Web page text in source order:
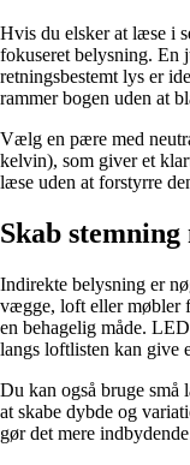
Hvis du elsker at læse i
fokuseret belysning. En
retningsbestemt lys er
rammer bogen uden at
Vælg en pære med
kelvin), som giver et
læse uden at forstyrre
Skab
Indirekte belysning er
vægge, loft eller møbler
en behagelig måde.
langs loftlisten kan give
Du kan også bruge små
at skabe dybde og
gør det mere